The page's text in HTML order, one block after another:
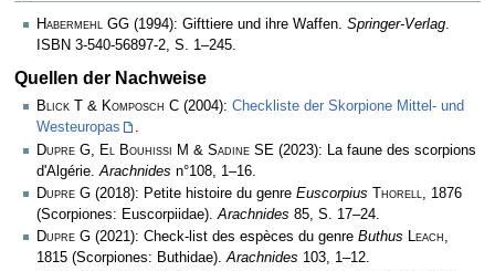
Habermehl GG (1994): Gifttiere und ihre Waffen. Springer-Verlag.
ISBN 3-540-56897-2, S. 1–245.
Quellen der Nachweise
Blick T & Komposch C (2004): Checkliste der Skorpione Mittel- und
Westeuropas
.
Dupre G, El Bouhissi M & Sadine SE (2023): La faune des scorpions
d'Algérie. Arachnides n°108, 1–16.
Dupre G (2018): Petite histoire du genre Euscorpius Thorell, 1876
(Scorpiones: Euscorpiidae).Arachnides 85, S. 17–24.
Dupre G (2021): Check-list des espèces du genre Buthus Leach,
1815 (Scorpiones: Buthidae).Arachnides 103, 1­–12.